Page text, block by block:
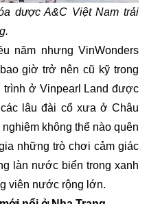
A&C Việt Nam trải
năm nhưng VinWonders
giờ trở nên cũ kỹ trong
trình ở Vinpearl Land được
lâu đài cổ xưa ở Châu
không thể nào quên
những trò chơi cảm giác
làn nước biển trong xanh
viên nước rộng lớn.